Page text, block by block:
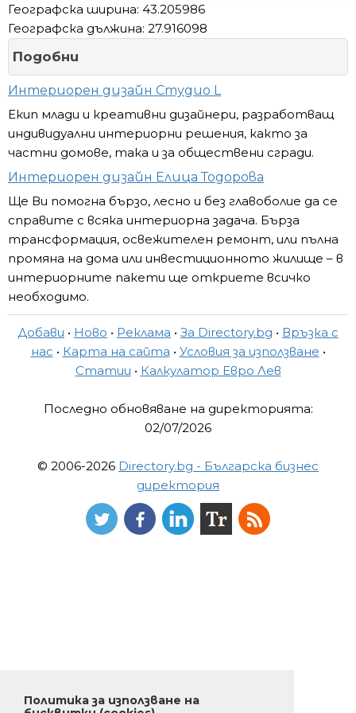
Географска ширина: 43.205986
Географска дължина: 27.916098
Подобни
Интериорен дизайн Студио L
Екип млади и креативни дизайнери, разработващ
индивидуални интериорни решения, както за
частни домове, така и за обществени сгради.
Интериорен дизайн Елица Тодорова
Ще Ви помогна бързо, лесно и без главоболие да се
справите с всяка интериорна задача. Бърза
трансформация, освежителен ремонт, или пълна
промяна на дома или инвестиционното жилище – в
интериорните пакети ще откриете всичко
необходимо.
Добави • Ново • Реклама • За Directory.bg • Връзка с
нас • Карта на сайта • Условия за използване •
Статии • Калкулатор Евро Лев
Последно обновяване на директорията:
02/07/2026
© 2006-2026 Directory.bg - Българска бизнес
директория
Политика за използване на